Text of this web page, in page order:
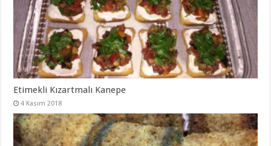
Etimekli Kızartmalı Kanepe
4 Kasım 2018